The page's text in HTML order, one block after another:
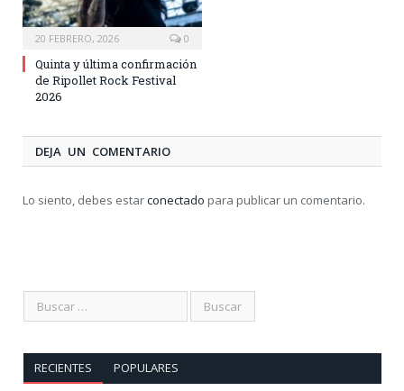
20 FEBRERO, 2026 0
Quinta y última confirmación
de Ripollet Rock Festival
2026
DEJA UN COMENTARIO
Lo siento, debes estarconectado para publicar un comentario.
RECIENTES POPULARES